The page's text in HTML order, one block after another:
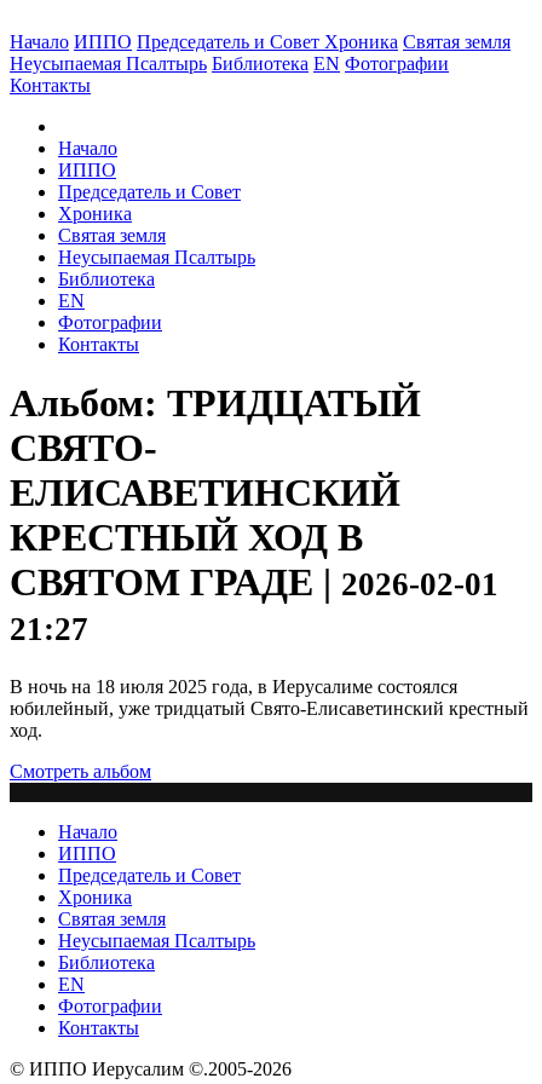
Начало ИППО Председатель и Совет Хроника Святая земля
Неусыпаемая Псалтырь Библиотека EN Фотографии
Контакты
Начало
ИППО
Председатель и Совет
Хроника
Святая земля
Неусыпаемая Псалтырь
Библиотека
EN
Фотографии
Контакты
Альбом: ТРИДЦАТЫЙ
СВЯТО-
ЕЛИСАВЕТИНСКИЙ
КРЕСТНЫЙ ХОД В
СВЯТОМ ГРАДЕ | 2026-02-01
21:27
В ночь на 18 июля 2025 года, в Иерусалиме состоялся
юбилейный, уже тридцатый Свято-Елисаветинский крестный
ход.
Смотреть альбом
Начало
ИППО
Председатель и Совет
Хроника
Святая земля
Неусыпаемая Псалтырь
Библиотека
EN
Фотографии
Контакты
© ИППО Иерусалим ©.2005-2026